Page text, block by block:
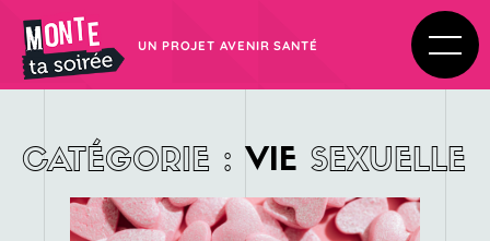
UN PROJET AVENIR SANTÉ
CATÉGORIE : VIE SEXUELLE